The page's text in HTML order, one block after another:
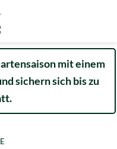
mit einem
sichern sich bis zu